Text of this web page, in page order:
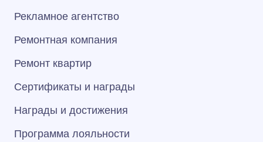
Рекламное агентство
Ремонтная компания
Ремонт квартир
Сертификаты и награды
Награды и достижения
Программа лояльности